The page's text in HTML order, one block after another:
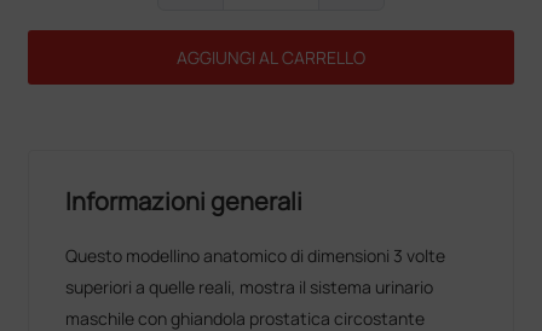
AGGIUNGI AL CARRELLO
Informazioni generali
Questo modellino anatomico di dimensioni 3 volte
superiori a quelle reali, mostra il sistema urinario
maschile con ghiandola prostatica circostante